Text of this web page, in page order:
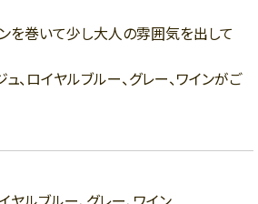
を巻いて少し大人の雰囲気を出して
、ロイヤルブルー、グレー、ワインがご